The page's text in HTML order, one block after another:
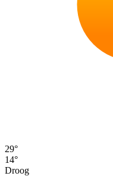
29°
14°
Droog